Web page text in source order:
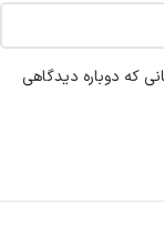
که دوباره دیدگاهی